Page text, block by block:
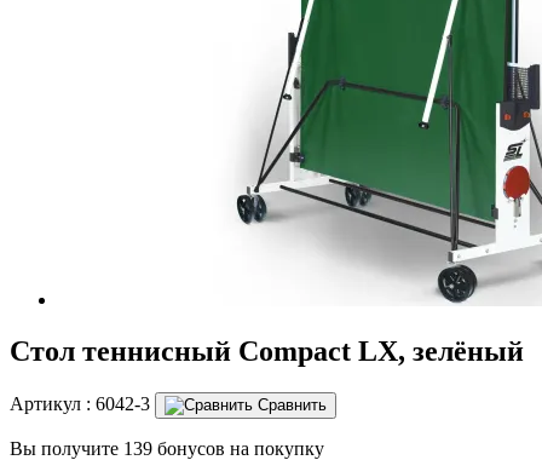
Стол теннисный Compact LX, зелёный
Артикул : 6042-3 Сравнить
Вы получите 139 бонусов на покупку